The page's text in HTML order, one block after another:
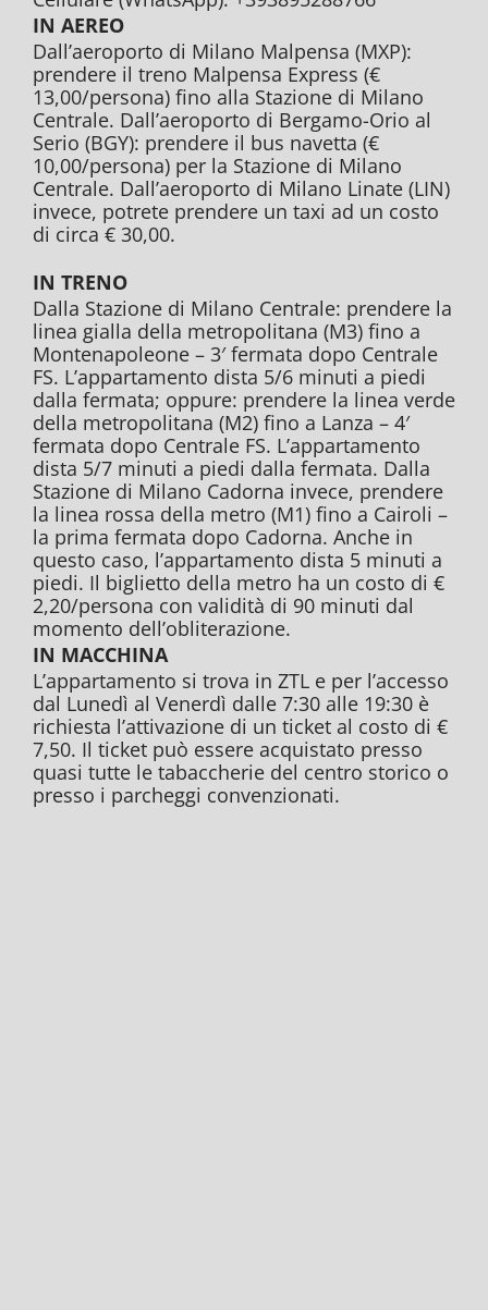
IN AEREO
Dall’aeroporto di Milano Malpensa (MXP):
prendere il treno Malpensa Express (€
13,00/persona) fino alla Stazione di Milano
Centrale. Dall’aeroporto di Bergamo-Orio al
Serio (BGY): prendere il bus navetta (€
10,00/persona) per la Stazione di Milano
Centrale. Dall’aeroporto di Milano Linate (LIN)
invece, potrete prendere un taxi ad un costo
di circa € 30,00.
IN TRENO
Dalla Stazione di Milano Centrale: prendere la
linea gialla della metropolitana (M3) fino a
Montenapoleone – 3′ fermata dopo Centrale
FS. L’appartamento dista 5/6 minuti a piedi
dalla fermata; oppure: prendere la linea verde
della metropolitana (M2) fino a Lanza – 4′
fermata dopo Centrale FS. L’appartamento
dista 5/7 minuti a piedi dalla fermata. Dalla
Stazione di Milano Cadorna invece, prendere
la linea rossa della metro (M1) fino a Cairoli –
la prima fermata dopo Cadorna. Anche in
questo caso, l’appartamento dista 5 minuti a
piedi. Il biglietto della metro ha un costo di €
2,20/persona con validità di 90 minuti dal
momento dell’obliterazione.
IN MACCHINA
L’appartamento si trova in ZTL e per l’accesso
dal Lunedì al Venerdì dalle 7:30 alle 19:30 è
richiesta l’attivazione di un ticket al costo di €
7,50. Il ticket può essere acquistato presso
quasi tutte le tabaccherie del centro storico o
presso i parcheggi convenzionati.